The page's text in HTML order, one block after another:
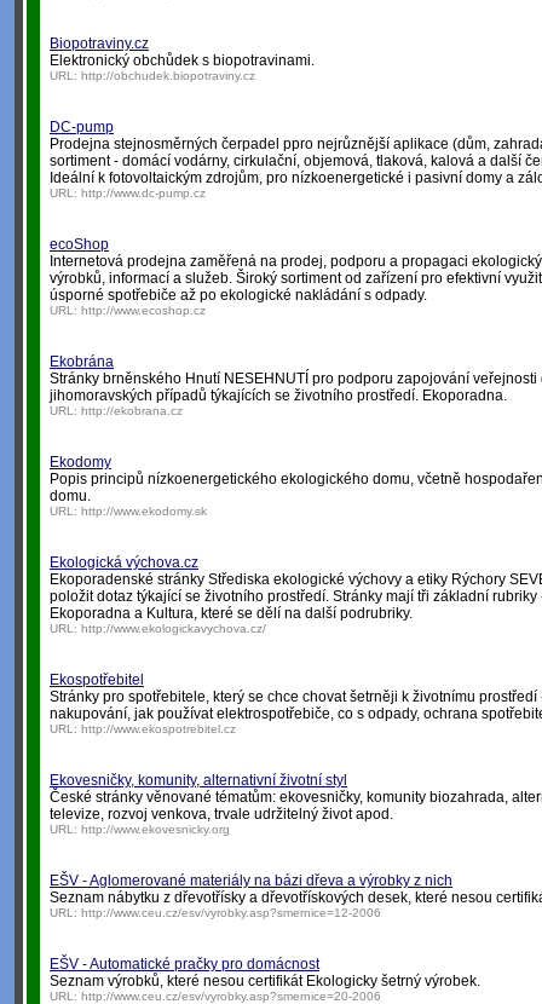
Biopotraviny.cz
Elektronický obchůdek s biopotravinami.
URL: http://obchudek.biopotraviny.cz
DC-pump
Prodejna stejnosměrných čerpadel ppro nejrůznější aplikace (dům,
sortiment - domácí vodárny, cirkulační, objemová, tlaková, kalová a další
Ideální k fotovoltaickým zdrojům, pro nízkoenergetické i pasivní domy a
URL: http://www.dc-pump.cz
ecoShop
Internetová prodejna zaměřená na prodej, podporu a propagaci
výrobků, informací a služeb. Široký sortiment od zařízení pro efektivní
úsporné spotřebiče až po ekologické nakládání s odpady.
URL: http://www.ecoshop.cz
Ekobrána
Stránky brněnského Hnutí NESEHNUTÍ pro podporu zapojování
jihomoravských případů týkajících se životního prostředí. Ekoporadna.
URL: http://ekobrana.cz
Ekodomy
Popis principů nízkoenergetického ekologického domu, včetně
domu.
URL: http://www.ekodomy.sk
Ekologická výchova.cz
Ekoporadenské stránky Střediska ekologické výchovy a etiky Rýchory
položit dotaz týkající se životního prostředí. Stránky mají tři základní
Ekoporadna a Kultura, které se dělí na další podrubriky.
URL: http://www.ekologickavychova.cz/
Ekospotřebitel
Stránky pro spotřebitele, který se chce chovat šetrněji k životnímu
nakupování, jak používat elektrospotřebiče, co s odpady, ochrana
URL: http://www.ekospotrebitel.cz
Ekovesničky, komunity, alternativní životní styl
České stránky věnované tématům: ekovesničky, komunity biozahrada,
televize, rozvoj venkova, trvale udržitelný život apod.
URL: http://www.ekovesnicky.org
EŠV - Aglomerované materiály na bázi dřeva a výrobky z nich
Seznam nábytku z dřevotřísky a dřevotřískových desek, které nesou
URL: http://www.ceu.cz/esv/vyrobky.asp?smernice=12-2006
EŠV - Automatické pračky pro domácnost
Seznam výrobků, které nesou certifikát Ekologicky šetrný výrobek.
URL: http://www.ceu.cz/esv/vyrobky.asp?smernice=20-2006